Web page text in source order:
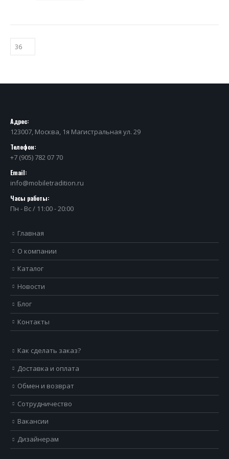
Адрес:
123007, Москва, 1я Магистральная ул. 29
Телефон:
+7 (905) 782 07 70
Email:
info@mobiletradition.ru
Часы работы:
Пн - Вс / 11:00 - 20:00
Главная
О компании
Каталог
Новости
Блог
Контакты
Как сделать заказ?
Доставка и оплата
Обмен и возврат
Сотрудничество
Вакансии
Дизайнерам